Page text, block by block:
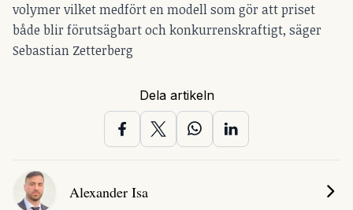
volymer vilket medfört en modell som gör att priset
både blir förutsägbart och konkurrenskraftigt, säger
Sebastian Zetterberg
Dela artikeln
Alexander Isa